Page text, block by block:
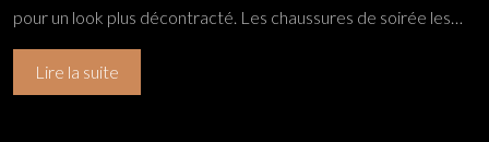
pour un look plus décontracté. Les chaussures de soirée les…
Lire la suite